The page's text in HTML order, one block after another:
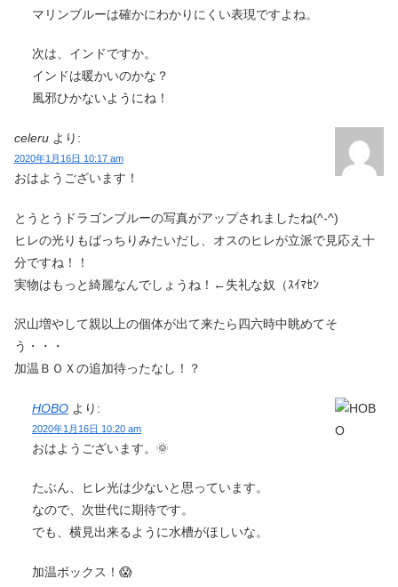
マリンブルーは確かにわかりにくい表現ですよね。
次は、インドですか。
インドは暖かいのかな？
風邪ひかないようにね！
celeru より:
2020年1月16日 10:17 am
おはようございます！
とうとうドラゴンブルーの写真がアップされましたね(^-^)
ヒレの光りもばっちりみたいだし、オスのヒレが立派で見応え十
分ですね！！
実物はもっと綺麗なんでしょうね！←失礼な奴（ｽｲﾏｾﾝ
沢山増やして親以上の個体が出て来たら四六時中眺めてそ
う・・・
加温ＢＯＸの追加待ったなし！？
HOBO より:
2020年1月16日 10:20 am
おはようございます。🌞
たぶん、ヒレ光は少ないと思っています。
なので、次世代に期待です。
でも、横見出来るように水槽がほしいな。
加温ボックス！😱